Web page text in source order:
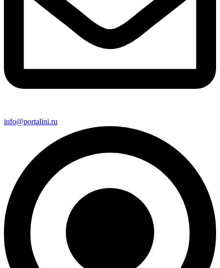
info@portalini.ru